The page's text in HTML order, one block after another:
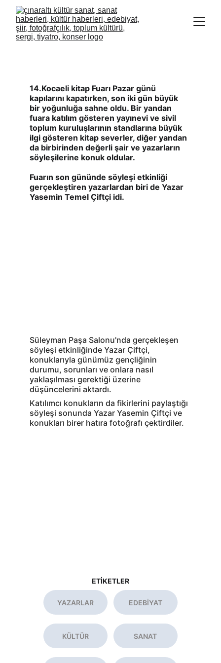
14.Kocaeli kitap Fuarı Pazar günü
kapılarını kapatırken, son iki gün büyük
bir yoğunluğa sahne oldu. Bir yandan
fuara katılım gösteren yayınevi ve sivil
toplum kuruluşlarının standlarına büyük
ilgi gösteren kitap severler, diğer yandan
da birbirinden değerli şair ve yazarların
söyleşilerine konuk oldular.
Fuarın son gününde söyleşi etkinliği
gerçekleştiren yazarlardan biri de Yazar
Yasemin Temel Çiftçi idi.
Süleyman Paşa Salonu'nda gerçekleşen
söyleşi etkinliğinde Yazar Çiftçi,
konuklarıyla günümüz gençliğinin
durumu, sorunları ve onlara nasıl
yaklaşılması gerektiği üzerine
düşüncelerini aktardı.
Katılımcı konukların da fikirlerini paylaştığı
söyleşi sonunda Yazar Yasemin Çiftçi ve
konukları birer hatıra fotoğrafı çektirdiler.
ETİKETLER
YAZARLAR EDEBİYAT
KÜLTÜR SANAT